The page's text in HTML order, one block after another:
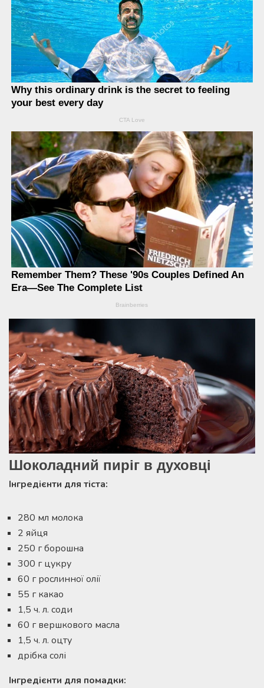
Шоколадний пиріг в духовці
Інгредієнти для тіста:
280 мл молока
2 яйця
250 г борошна
300 г цукру
60 г рослинної олії
55 г какао
1,5 ч. л. соди
60 г вершкового масла
1,5 ч. л. оцту
дрібка солі
Інгредієнти для помадки: